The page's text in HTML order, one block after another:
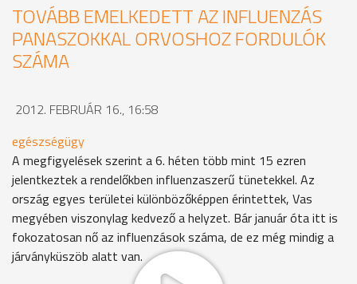
TOVÁBB EMELKEDETT AZ INFLUENZÁS
PANASZOKKAL ORVOSHOZ FORDULÓK
SZÁMA
2012. FEBRUÁR 16., 16:58
egészségügy
A megfigyelések szerint a 6. héten több mint 15 ezren
jelentkeztek a rendelőkben influenzaszerű tünetekkel. Az
ország egyes területei különbözőképpen érintettek, Vas
megyében viszonylag kedvező a helyzet. Bár január óta itt is
fokozatosan nő az influenzások száma, de ez még mindig a
járványküszöb alatt van.